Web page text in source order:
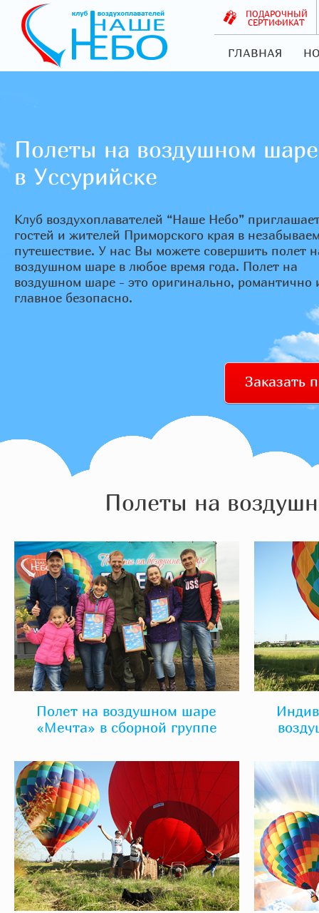
ПОДАРОЧНЫЙ
СЕРТИФИКАТ
ГЛАВНАЯ
Полеты на воздушном шаре
в Уссурийске
Клуб воздухоплавателей “Наше Небо”
гостей и жителей Приморского края в
путешествие. У нас Вы можете совершить полет
воздушном шаре в любое время года. Полет на
воздушном шаре - это оригинально, романтично
главное безопасно.
Заказать
Полеты на
Полет на воздушном шаре
«Мечта» в сборной группе